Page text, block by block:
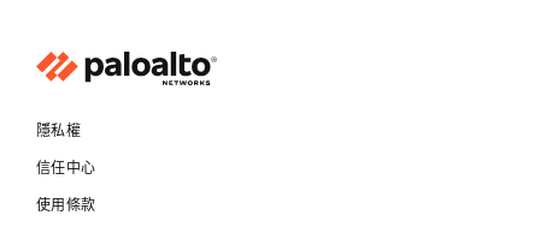
隱私權
信任中心
使用條款